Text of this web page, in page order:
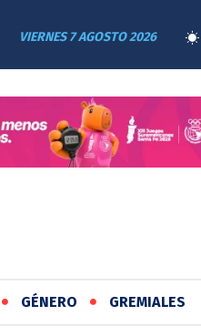
VIERNES 7 AGOSTO 2026
GÉNERO GREMIALES